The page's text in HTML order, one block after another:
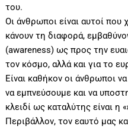
του.
Οι άνθρωποι είναι αυτοί που
κάνουν τη διαφορά,
(awareness) ως προς την
τον κόσμο, αλλά και για το
Είναι καθήκον οι άνθρωποι
να εμπνεύσουμε και να
κλειδί ως καταλύτης είναι η
Περιβάλλον, τον εαυτό μας